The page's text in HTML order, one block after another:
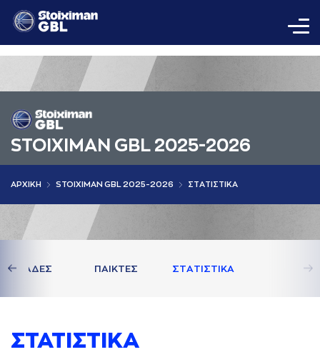
STOIXIMAN GBL 2025-2026
AΡΧΙΚΗ STOIXIMAN GBL 2025-2026 ΣΤAΤΙΣΤΙΚA
ΟΜAΔΕΣ ΠAΙΚΤΕΣ ΣΤAΤΙΣΤΙΚA
ΣΤΑΤΙΣΤΙΚΑ